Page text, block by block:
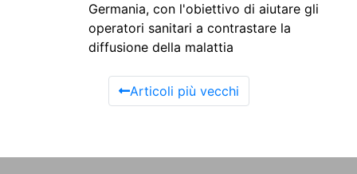
Germania, con l'obiettivo di aiutare gli
operatori sanitari a contrastare la
diffusione della malattia
Articoli più vecchi